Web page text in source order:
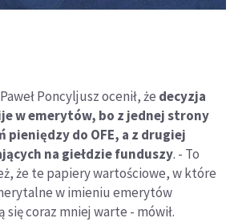
Poncyljusz ocenił, że decyzja
w emerytów, bo z jednej strony
do OFE, a z drugiej
na giełdzie funduszy. - To
że te papiery wartościowe, w które
w imieniu emerytów
się coraz mniej warte - mówił.